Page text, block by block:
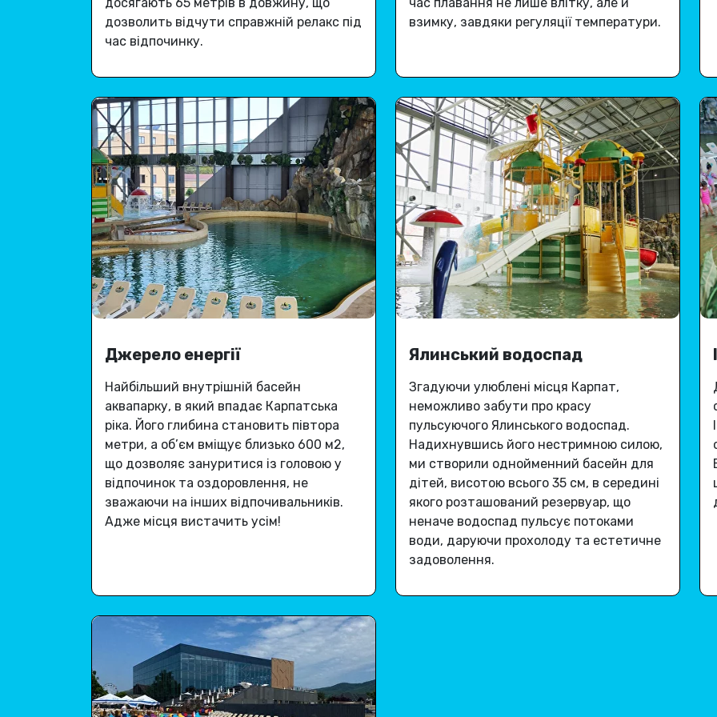
дозволить відчути справжній релакс під
час відпочинку.
взимку, завдяки регуляції температури.
Джерело енергії
Найбільший внутрішній басейн
аквапарку, в який впадає Карпатська
ріка. Його глибина становить півтора
метри, а об’єм вміщує близько 600 м2,
що дозволяє зануритися із головою у
відпочинок та оздоровлення, не
зважаючи на інших відпочивальників.
Адже місця вистачить усім!
Ялинський водоспад
Згадуючи улюблені місця Карпат,
неможливо забути про красу
пульсуючого Ялинського водоспад.
Надихнувшись його нестримною силою,
ми створили однойменний басейн для
дітей, висотою всього 35 см, в середині
якого розташований резервуар, що
неначе водоспад пульсує потоками
води, даруючи прохолоду та естетичне
задоволення.